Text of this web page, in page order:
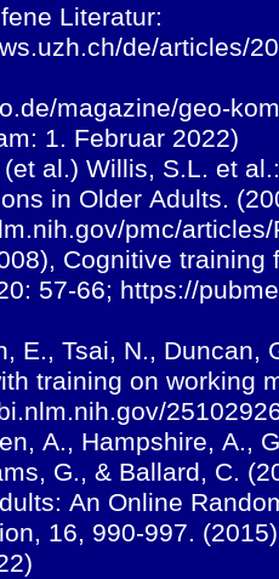
Literatur:
de/articles/
magazine/geo-
1. Februar 2022)
al.) Willis, S.L. et
in Older Adults.
pmc/
Cognitive
57-66; https://
E., Tsai, N.,
training on working
A., Hampshire, A.,
G., & Ballard, C.
An Online
16, 990-997.